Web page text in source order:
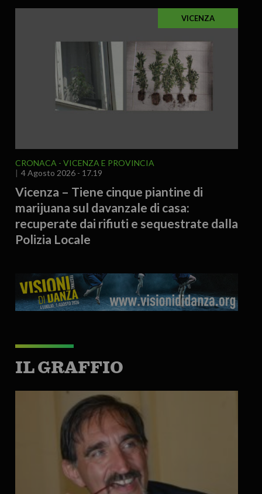
VICENZA
CRONACA
VICENZA E PROVINCIA
4 Agosto 2026 - 17.19
Vicenza – Tiene cinque piantine di
marijuana sul davanzale di casa:
recuperate dai rifiuti e sequestrate dalla
Polizia Locale
IL GRAFFIO